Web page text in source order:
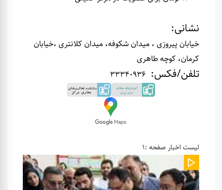
نشانی:
خیابان پیروزی ، میدان شکوفه، میدان کلانتری ،خیابان
کرمان، کوچه طاهری
تلفن/فکس:
لیست اخبار صفحه :1